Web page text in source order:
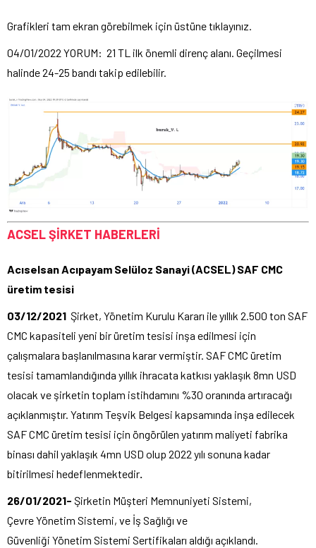
Grafikleri tam ekran görebilmek için üstüne tıklayınız.
04/01/2022 YORUM: 21 TL ilk önemli direnç alanı. Geçilmesi
halinde 24-25 bandı takip edilebilir.
ACSELŞİRKET HABERLERİ
Acıselsan Acıpayam Selüloz Sanayi (ACSEL) SAF CMC
üretim tesisi
03/12/2021 Şirket, Yönetim Kurulu Kararı ile yıllık 2.500 ton SAF
CMC kapasiteli yeni bir üretim tesisi inşa edilmesi için
çalışmalara başlanılmasına karar vermiştir. SAF CMC üretim
tesisi tamamlandığında yıllık ihracata katkısı yaklaşık 8mn USD
olacak ve şirketin toplam istihdamını %30 oranında artıracağı
açıklanmıştır. Yatırım Teşvik Belgesi kapsamında inşa edilecek
SAF CMC üretim tesisi için öngörülen yatırım maliyeti fabrika
binası dahil yaklaşık 4mn USD olup 2022 yılı sonuna kadar
bitirilmesi hedeflenmektedir.
26/01/2021- Şirketin Müşteri Memnuniyeti Sistemi,
Çevre Yönetim Sistemi, ve İş Sağlığı ve
Güvenliği Yönetim Sistemi Sertifikaları aldığı açıklandı.